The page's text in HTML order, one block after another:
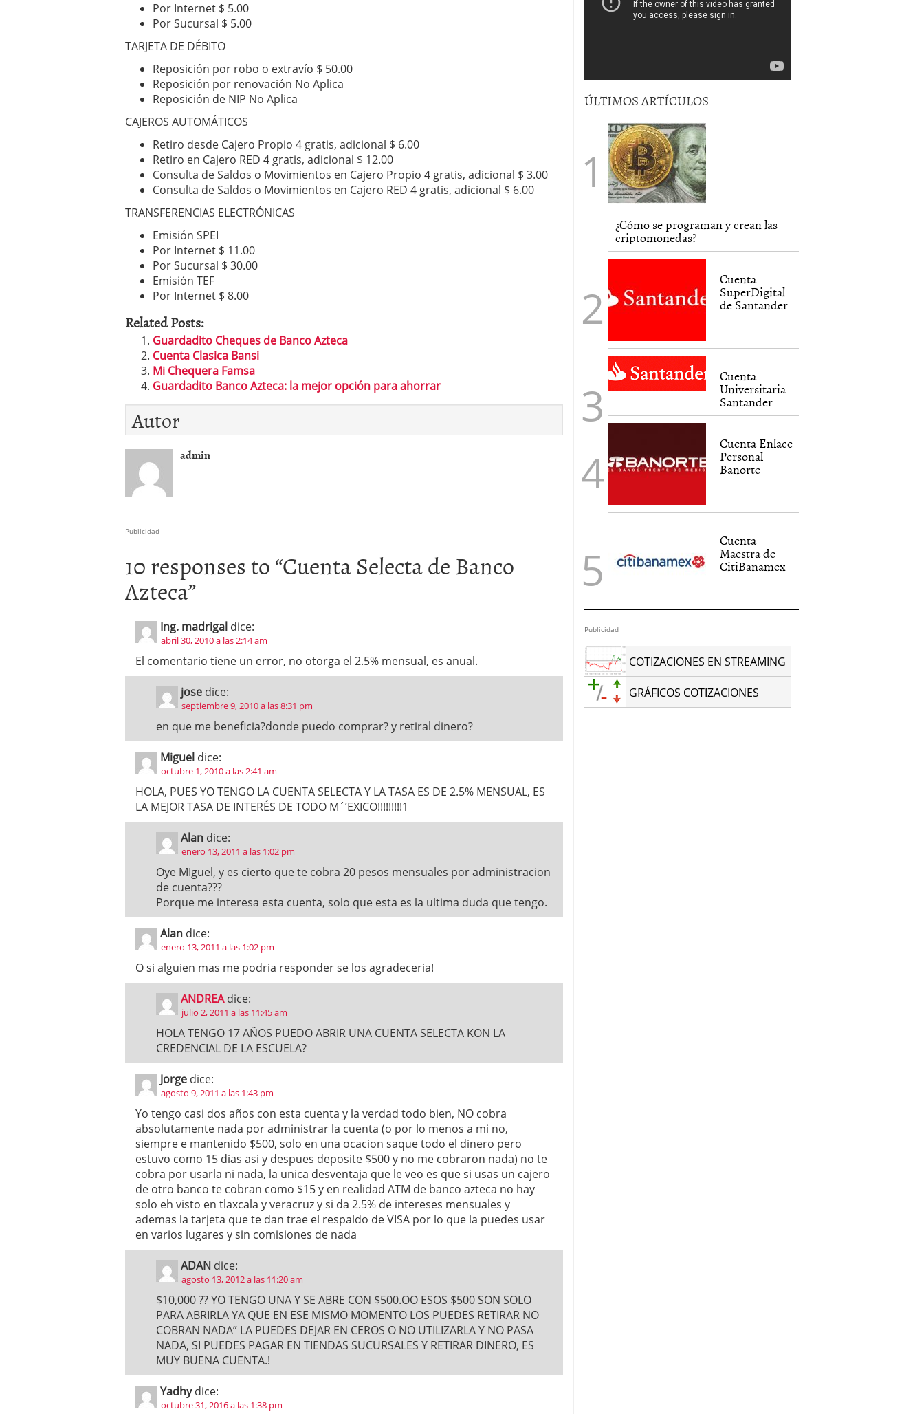
Por Internet $ 5.00
Por Sucursal $ 5.00
TARJETA DE DÉBITO
Reposición por robo o extravío $ 50.00
Reposición por renovación No Aplica
Reposición de NIP No Aplica
CAJEROS AUTOMÁTICOS
Retiro desde Cajero Propio 4 gratis, adicional $ 6.00
Retiro en Cajero RED 4 gratis, adicional $ 12.00
Consulta de Saldos o Movimientos en Cajero Propio 4 gratis, adicional $ 3.00
Consulta de Saldos o Movimientos en Cajero RED 4 gratis, adicional $ 6.00
TRANSFERENCIAS ELECTRÓNICAS
Emisión SPEI
Por Internet $ 11.00
Por Sucursal $ 30.00
Emisión TEF
Por Internet $ 8.00
Related Posts:
Guardadito Cheques de Banco Azteca
Cuenta Clasica Bansi
Mi Chequera Famsa
Guardadito Banco Azteca: la mejor opción para ahorrar
Autor
admin
Publicidad
10 responses to “Cuenta Selecta de Banco
Azteca”
Ing. madrigal dice:
abril 30, 2010 a las 2:14 am
El comentario tiene un error, no otorga el 2.5% mensual, es anual.
jose dice:
septiembre 9, 2010 a las 8:31 pm
en que me beneficia?donde puedo comprar? y retiral dinero?
Miguel dice:
octubre 1, 2010 a las 2:41 am
HOLA, PUES YO TENGO LA CUENTA SELECTA Y LA TASA ES DE 2.5% MENSUAL, ES
LA MEJOR TASA DE INTERÉS DE TODO M´’EXICO!!!!!!!!!1
Alan dice:
enero 13, 2011 a las 1:02 pm
Oye MIguel, y es cierto que te cobra 20 pesos mensuales por administracion
de cuenta???
Porque me interesa esta cuenta, solo que esta es la ultima duda que tengo.
Alan dice:
enero 13, 2011 a las 1:02 pm
O si alguien mas me podria responder se los agradeceria!
ANDREA dice:
julio 2, 2011 a las 11:45 am
HOLA TENGO 17 AÑOS PUEDO ABRIR UNA CUENTA SELECTA KON LA
CREDENCIAL DE LA ESCUELA?
Jorge dice:
agosto 9, 2011 a las 1:43 pm
Yo tengo casi dos años con esta cuenta y la verdad todo bien, NO cobra
absolutamente nada por administrar la cuenta (o por lo menos a mi no,
siempre e mantenido $500, solo en una ocacion saque todo el dinero pero
estuvo como 15 dias asi y despues deposite $500 y no me cobraron nada) no te
cobra por usarla ni nada, la unica desventaja que le veo es que si usas un cajero
de otro banco te cobran como $15 y en realidad ATM de banco azteca no hay
solo eh visto en tlaxcala y veracruz y si da 2.5% de intereses mensuales y
ademas la tarjeta que te dan trae el respaldo de VISA por lo que la puedes usar
en varios lugares y sin comisiones de nada
ADAN dice:
agosto 13, 2012 a las 11:20 am
$10,000 ?? YO TENGO UNA Y SE ABRE CON $500.OO ESOS $500 SON SOLO
PARA ABRIRLA YA QUE EN ESE MISMO MOMENTO LOS PUEDES RETIRAR NO
COBRAN NADA” LA PUEDES DEJAR EN CEROS O NO UTILIZARLA Y NO PASA
NADA, SI PUEDES PAGAR EN TIENDAS SUCURSALES Y RETIRAR DINERO, ES
MUY BUENA CUENTA.!
Yadhy dice:
octubre 31, 2016 a las 1:38 pm
ÚLTIMOS ARTÍCULOS
¿Cómo se programan y crean las
criptomonedas?
Cuenta
SuperDigital
de Santander
Cuenta
Universitaria
Santander
Cuenta Enlace
Personal
Banorte
Cuenta
Maestra de
CitiBanamex
Publicidad
COTIZACIONES EN STREAMING
GRÁFICOS COTIZACIONES